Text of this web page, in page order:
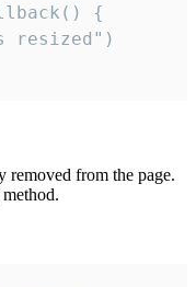
{
resized")
removed from the page.